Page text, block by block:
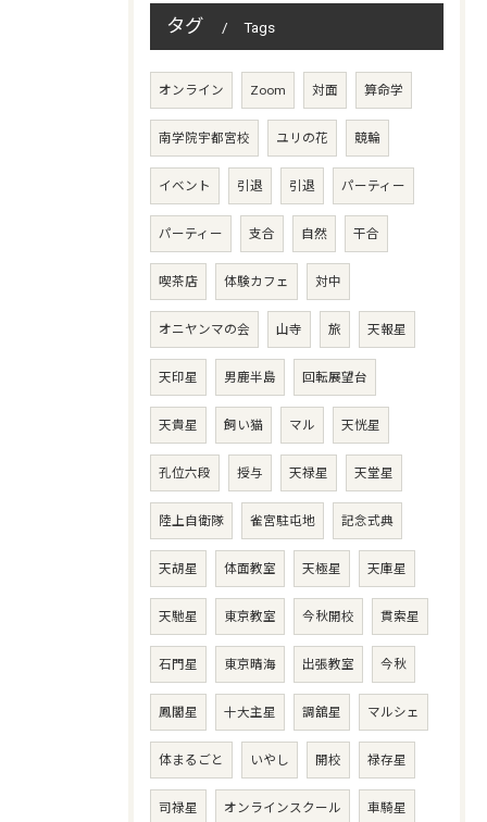
タグ Tags
オンライン Zoom 対面 算命学
南学院宇都宮校 ユリの花 競輪
イベント 引退 引退 パーティー
パーティー 支合 自然 干合
喫茶店 体験カフェ 対中
オニヤンマの会 山寺 旅 天報星
天印星 男鹿半島 回転展望台
天貴星 飼い猫 マル 天恍星
孔位六段 授与 天禄星 天堂星
陸上自衛隊 雀宮駐屯地 記念式典
天胡星 体面教室 天極星 天庫星
天馳星 東京教室 今秋開校 貫索星
石門星 東京晴海 出張教室 今秋
鳳閣星 十大主星 調舘星 マルシェ
体まるごと いやし 開校 禄存星
司禄星 オンラインスクール 車騎星